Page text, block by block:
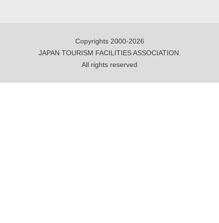
Copyrights 2000-2026
JAPAN TOURISM FACILITIES ASSOCIATION.
All rights reserved